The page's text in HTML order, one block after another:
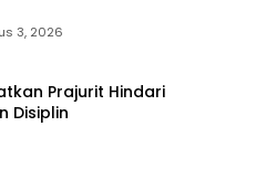
3, 2026
Prajurit Hindari
Disiplin